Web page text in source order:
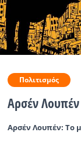
Ραδιόφωνο
Πολιτισμός
Αρσέν
Αρσέν Λουπέν: Το